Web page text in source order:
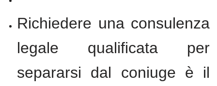
Richiedere una consulenza
legale qualificata per
separarsi dal coniuge è il